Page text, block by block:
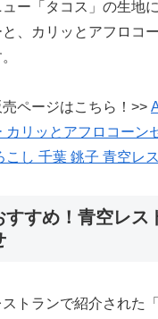
ー「タコス」の生地
、カリッとアフロコ
ページはこちら！>>
カリッとアフロコーン
こし 千葉 銚子 青空レ
すすめ！青空レス
トランで紹介された